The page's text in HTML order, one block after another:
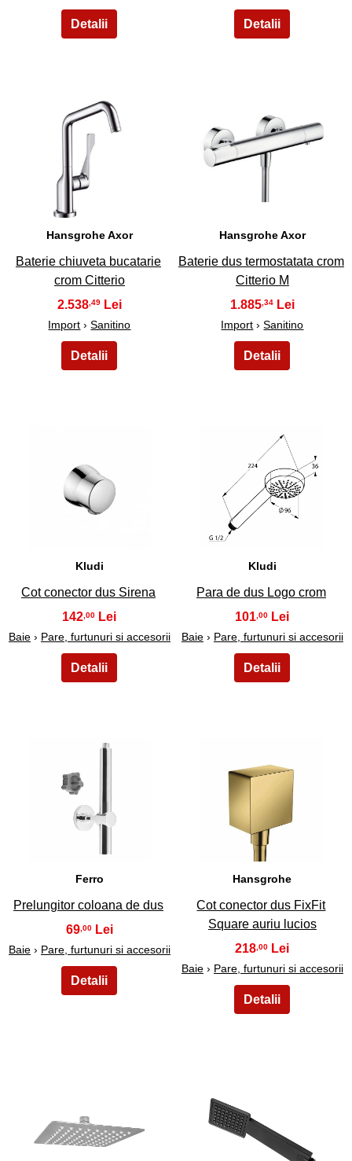
21
Hansgrohe Axor
Baterie chiuveta bucatarie
crom Citterio
2.538,49
Import ›Sanitino
22
Hansgrohe Axor
Baterie dus termostatata crom
Citterio M
1.885,34
Import ›Sanitino
23
Kludi
Cot conector dus Sirena
142 ,00
Baie› Pare, furtunuri si accesorii
24
Kludi
Para de dus Logo crom
101 ,00
Baie› Pare, furtunuri si accesorii
25
Ferro
Prelungitor coloana de dus
69,00
Baie› Pare, furtunuri si accesorii
Hansgrohe
Cot conector dus FixFit
Square auriu lucios
218 ,00
Baie› Pare, furtunuri si accesorii
27 28